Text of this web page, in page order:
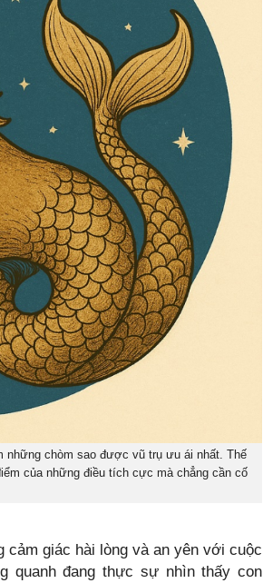
những chòm sao được vũ trụ ưu ái nhất. Thế
của những điều tích cực mà chẳng cần cố
cảm giác hài lòng và an yên với cuộc
quanh đang thực sự nhìn thấy con